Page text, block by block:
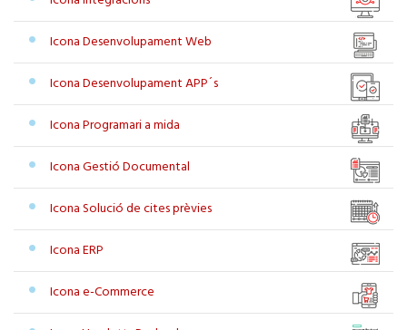
Icona Desenvolupament Web
Icona Desenvolupament APP´s
Icona Programari a mida
Icona Gestió Documental
Icona Solució de cites prèvies
Icona ERP
Icona e-Commerce